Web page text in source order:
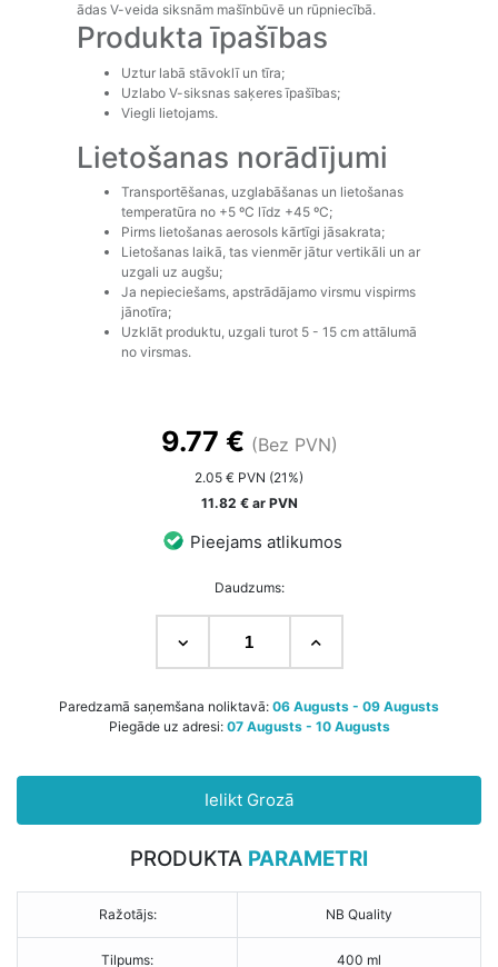
ādas V-veida siksnām mašīnbūvē un rūpniecībā.
Produkta īpašības
Uztur labā stāvoklī un tīra;
Uzlabo V-siksnas saķeres īpašības;
Viegli lietojams.
Lietošanas norādījumi
Transportēšanas, uzglabāšanas un lietošanas
temperatūra no +5 ºC līdz +45 ºC;
Pirms lietošanas aerosols kārtīgi jāsakrata;
Lietošanas laikā, tas vienmēr jātur vertikāli un ar
uzgali uz augšu;
Ja nepieciešams, apstrādājamo virsmu vispirms
jānotīra;
Uzklāt produktu, uzgali turot 5 - 15 cm attālumā
no virsmas.
9.77 € (Bez PVN)
2.05 € PVN (21%)
11.82 € ar PVN
Pieejams atlikumos
Daudzums:
Paredzamā saņemšana noliktavā: 06 Augusts - 09 Augusts
Piegāde uz adresi: 07 Augusts - 10 Augusts
Ielikt Grozā
PRODUKTA PARAMETRI
Ražotājs: NB Quality
Tilpums: 400 ml